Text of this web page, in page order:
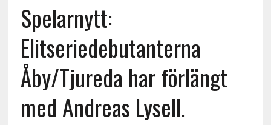
Spelarnytt:
Elitseriedebutanterna
Åby/Tjureda har förlängt
med Andreas Lysell.